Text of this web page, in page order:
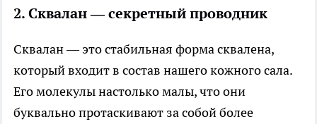
2. Сквалан — секретный проводник
Сквалан — это стабильная форма сквалена,
который входит в состав нашего кожного сала.
Его молекулы настолько малы, что они
буквально протаскивают за собой более